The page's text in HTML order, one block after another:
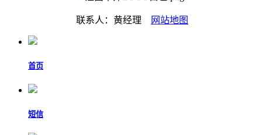
联系人：黄经理 网站地图
首页
短信